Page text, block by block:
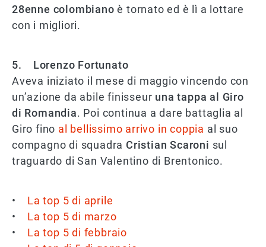
28enne colombiano è tornato ed è lì a lottare
con i migliori.
5. Lorenzo Fortunato
Aveva iniziato il mese di maggio vincendo con
un’azione da abile finisseur una tappa al Giro
di Romandia. Poi continua a dare battaglia al
Giro fino al bellissimo arrivo in coppia al suo
compagno di squadra Cristian Scaroni sul
traguardo di San Valentino di Brentonico.
• La top 5 di aprile
• La top 5 di marzo
•
La top 5 di febbraio